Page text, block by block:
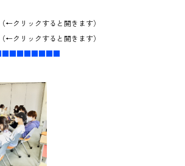
（←クリックすると開きます）
（←クリックすると開きます）